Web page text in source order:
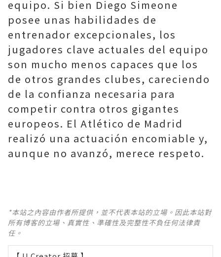
equipo. Si bien Diego Simeone
posee unas habilidades de
entrenador excepcionales, los
jugadores clave actuales del equipo
son mucho menos capaces que los
de otros grandes clubes, careciendo
de la confianza necesaria para
competir contra otros gigantes
europeos. El Atlético de Madrid
realizó una actuación encomiable y,
aunque no avanzó, merece respeto.
*本站之內容由作者所提供，並不代表本站的立場。因此本站對
所有博客的立場、真實性、準確性及完整性不負任何法律責
任。